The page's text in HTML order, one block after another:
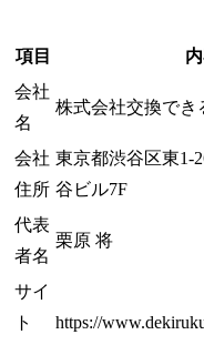
項目
会社
名
株式会社交換でき
会社
住所
東京都渋谷区東1-
谷ビル7F
代表
者名
栗原 将
サイ
ト
https://